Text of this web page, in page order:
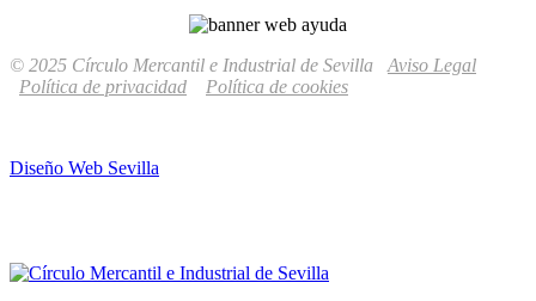
© 2025 Círculo Mercantil e Industrial de Sevilla Aviso Legal
Política de privacidad
Política de cookies
Diseño Web Sevilla